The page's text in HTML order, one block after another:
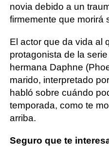
novia debido a un
firmemente que morirá
El actor que da vida al
protagonista de la
hermana Daphne
marido, interpretado
habló sobre cuándo
temporada, como te
arriba.
Seguro que te